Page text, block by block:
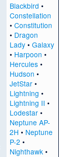
Blackbird •
Constellation
• Constitution
• Dragon
Lady• Galaxy
• Harpoon •
Hercules•
Hudson •
JetStar•
Lightning •
Lightning II •
Lodestar•
Neptune AP-
2H • Neptune
P-2 •
Nighthawk•